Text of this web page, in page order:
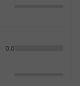
0.0